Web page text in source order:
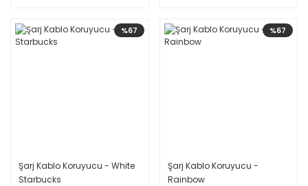
%67
Şarj Kablo Koruyucu - White
Starbucks
%67
Şarj Kablo Koruyucu -
Rainbow